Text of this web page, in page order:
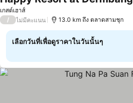
เกสต์เฮาส์
/ ไม่มีคะแนน 13.0 km ถึง ตลาดสามชุก
เลือกวันที่เพื่อดูราคาในวันนั้นๆ